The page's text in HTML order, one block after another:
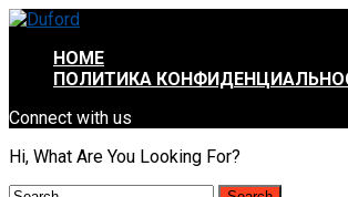
HOME
ПОЛИТИКА
Connect with us
Hi, What Are You Looking For?